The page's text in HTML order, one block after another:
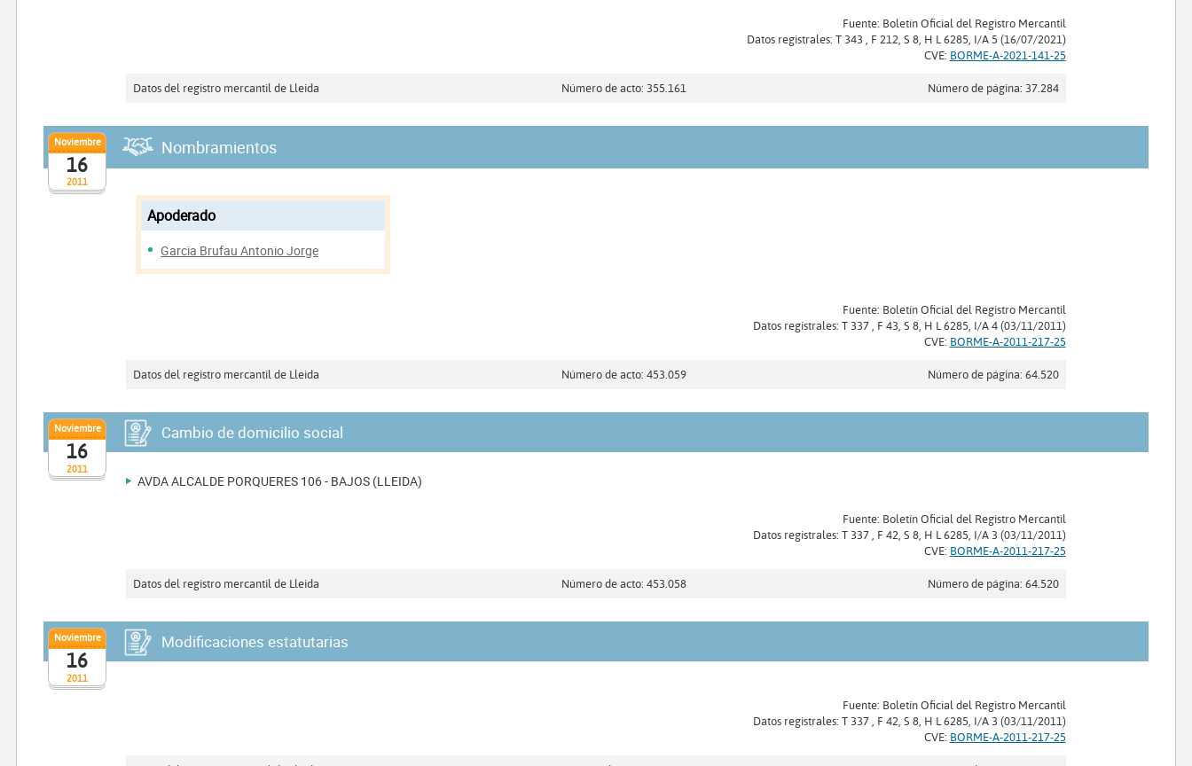
Fuente: Boletín Oficial del Registro Mercantil
Datos registrales: T 343 , F 212, S 8, H L 6285, I/A 5 (16/07/2021)
CVE: BORME-A-2021-141-25
Datos del registro mercantil de Lleida Número de acto: 355.161 Número de página: 37.284
2011
Noviembre
16
Nombramientos
Apoderado
Garcia Brufau Antonio Jorge
Fuente: Boletín Oficial del Registro Mercantil
Datos registrales: T 337 , F 43, S 8, H L 6285, I/A 4 (03/11/2011)
CVE: BORME-A-2011-217-25
Datos del registro mercantil de Lleida Número de acto: 453.059 Número de página: 64.520
2011
Noviembre
16
Cambio de domicilio social
AVDA ALCALDE PORQUERES 106 - BAJOS (LLEIDA)
Fuente: Boletín Oficial del Registro Mercantil
Datos registrales: T 337 , F 42, S 8, H L 6285, I/A 3 (03/11/2011)
CVE: BORME-A-2011-217-25
Datos del registro mercantil de Lleida Número de acto: 453.058 Número de página: 64.520
2011
Noviembre
16
Modificaciones estatutarias
Fuente: Boletín Oficial del Registro Mercantil
Datos registrales: T 337 , F 42, S 8, H L 6285, I/A 3 (03/11/2011)
CVE: BORME-A-2011-217-25